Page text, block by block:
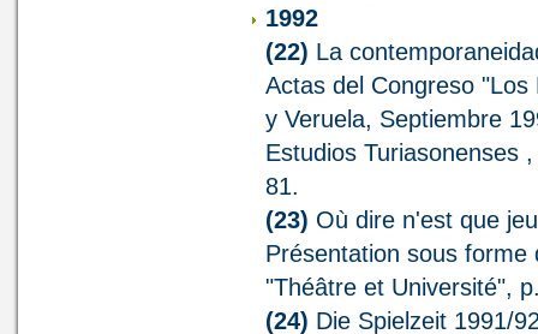
1992
(22) La
Actas del Congreso
y Veruela, Septiembre
Estudios Turiasonenses
81.
(23) Où dire n'est que
Présentation sous
"Théâtre et Université",
(24) Die Spielzeit 1991/